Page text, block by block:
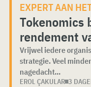
EXPERT AAN
Tokenomics
rendement
Vrijwel iedere
strategie. Veel
nagedacht...
EROL ÇAKULAR 3